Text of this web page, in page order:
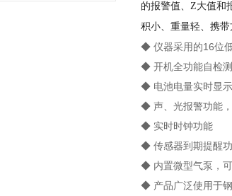
的报警值、Z大值和
积小、重量轻、携带
◆ 仪器采用的
◆ 开机全功
◆ 电池电量实时
◆ 声、光报
◆ 实时时钟功能
◆ 传感器到期
◆ 内置微型气
◆ 产品广泛使用于钢